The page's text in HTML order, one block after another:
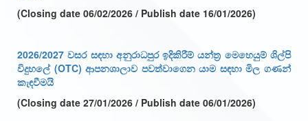
(Closing date 06/02/2026 / Publish date 16/01/2026)
2026/2027 වසර සඳහා අනුරාධපුර ඉදිකිරීම් යන්ත්‍ර මෙහෙයුම් ශිල්පි
විදුහලේ (OTC) ආපනශාලාව පවත්වාගෙන යාම සඳහා මිල ගණන්
කැඳවීමයි
(Closing date 27/01/2026 / Publish date 06/01/2026)